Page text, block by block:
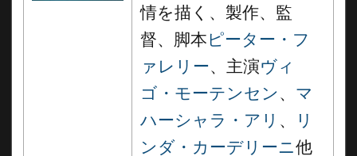
情を描く、製作、監
督、脚本ピーター・フ
ァレリー、主演ヴィ
ゴ・モーテンセン 、 マ
ハーシャラ・アリ 、
リ
ンダ・カーデリーニ他